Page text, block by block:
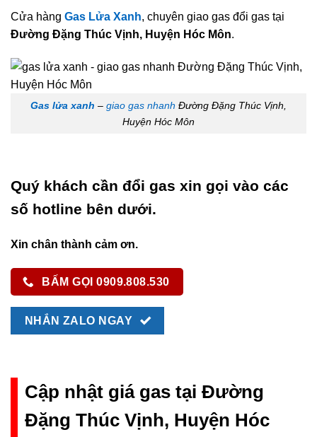
Cửa hàng Gas Lửa Xanh, chuyên giao gas đổi gas tại
Đường Đặng Thúc Vịnh, Huyện Hóc Môn.
Gas lửa xanh – giao gas nhanh Đường Đặng Thúc Vịnh,
Huyện Hóc Môn
Quý khách cần đổi gas xin gọi vào các
số hotline bên dưới.
Xin chân thành cảm ơn.
BẤM GỌI 0909.808.530
NHẮN ZALO NGAY
Cập nhật giá gas tại Đường
Đặng Thúc Vịnh, Huyện Hóc